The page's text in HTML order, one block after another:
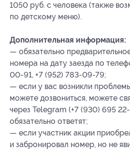
1050 руб. с человека (также
по детскому меню).
Дополнительная информация:
— обязательно
номера на дату заезда по
00-91, +7 (952) 783-09-79;
— если у вас возникли
можете дозвониться, можете
через Telegram (+7 (930) 695
обязательно ответят;
— если участник акции
и забронировал номер, но не